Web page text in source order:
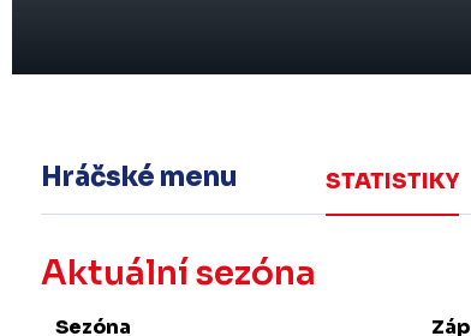
Hráčské menu STATISTIKY
Aktuální sezóna
Sezóna Záp